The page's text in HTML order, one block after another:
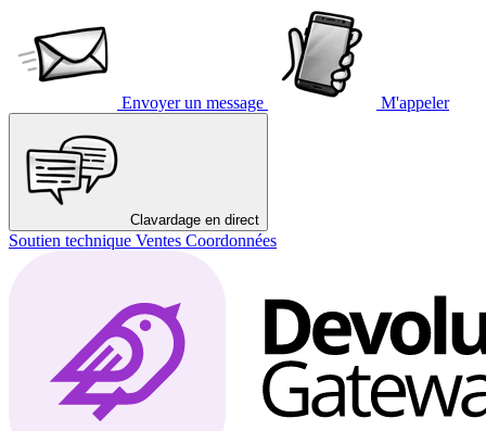
Envoyer un message M'appeler
Clavardage en direct
Soutien technique Ventes Coordonnées